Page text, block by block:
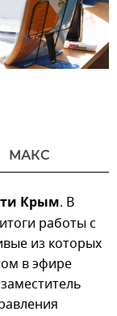
МАКС
Крым. В
работы с
из которых
в эфире